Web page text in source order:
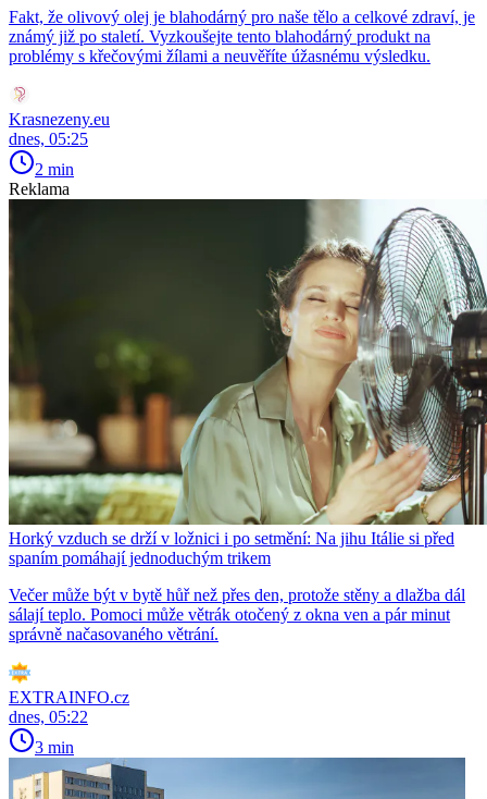
Fakt, že olivový olej je blahodárný pro naše tělo a celkové zdraví, je
známý již po staletí. Vyzkoušejte tento blahodárný produkt na
problémy s křečovými žílami a neuvěříte úžasnému výsledku.
Krasnezeny.eu
dnes, 05:25
2 min
Reklama
Horký vzduch se drží v ložnici i po setmění: Na jihu Itálie si před
spaním pomáhají jednoduchým trikem
Večer může být v bytě hůř než přes den, protože stěny a dlažba dál
sálají teplo. Pomoci může větrák otočený z okna ven a pár minut
správně načasovaného větrání.
EXTRAINFO.cz
dnes, 05:22
3 min